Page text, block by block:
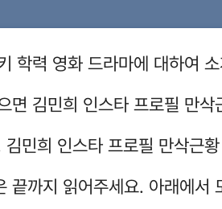
학력 영화 드라마에 대하여
면 김민희 인스타 프로필 만삭
민희 인스타 프로필 만삭근
끝까지 읽어주세요. 아래에서